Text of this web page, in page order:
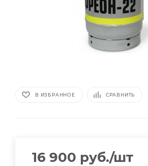
В ИЗБРАННОЕ СРАВНИТЬ
16 900 руб./шт